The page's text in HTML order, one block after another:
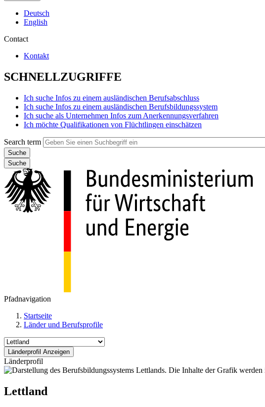
Deutsch
English
Contact
Kontakt
SCHNELLZUGRIFFE
Ich suche Infos zu einem ausländischen Berufsabschluss
Ich suche Infos zu einem ausländischen Berufsbildungssystem
Ich suche als Unternehmen Infos zum Anerkennungsverfahren
Ich möchte Qualifikationen von Flüchtlingen einschätzen
Search term
Suche
Pfadnavigation
Startseite
Länder und Berufsprofile
Länderprofil
Lettland